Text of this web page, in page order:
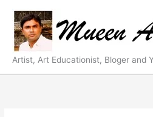
content
Artist, Art Educationist, Bloger and